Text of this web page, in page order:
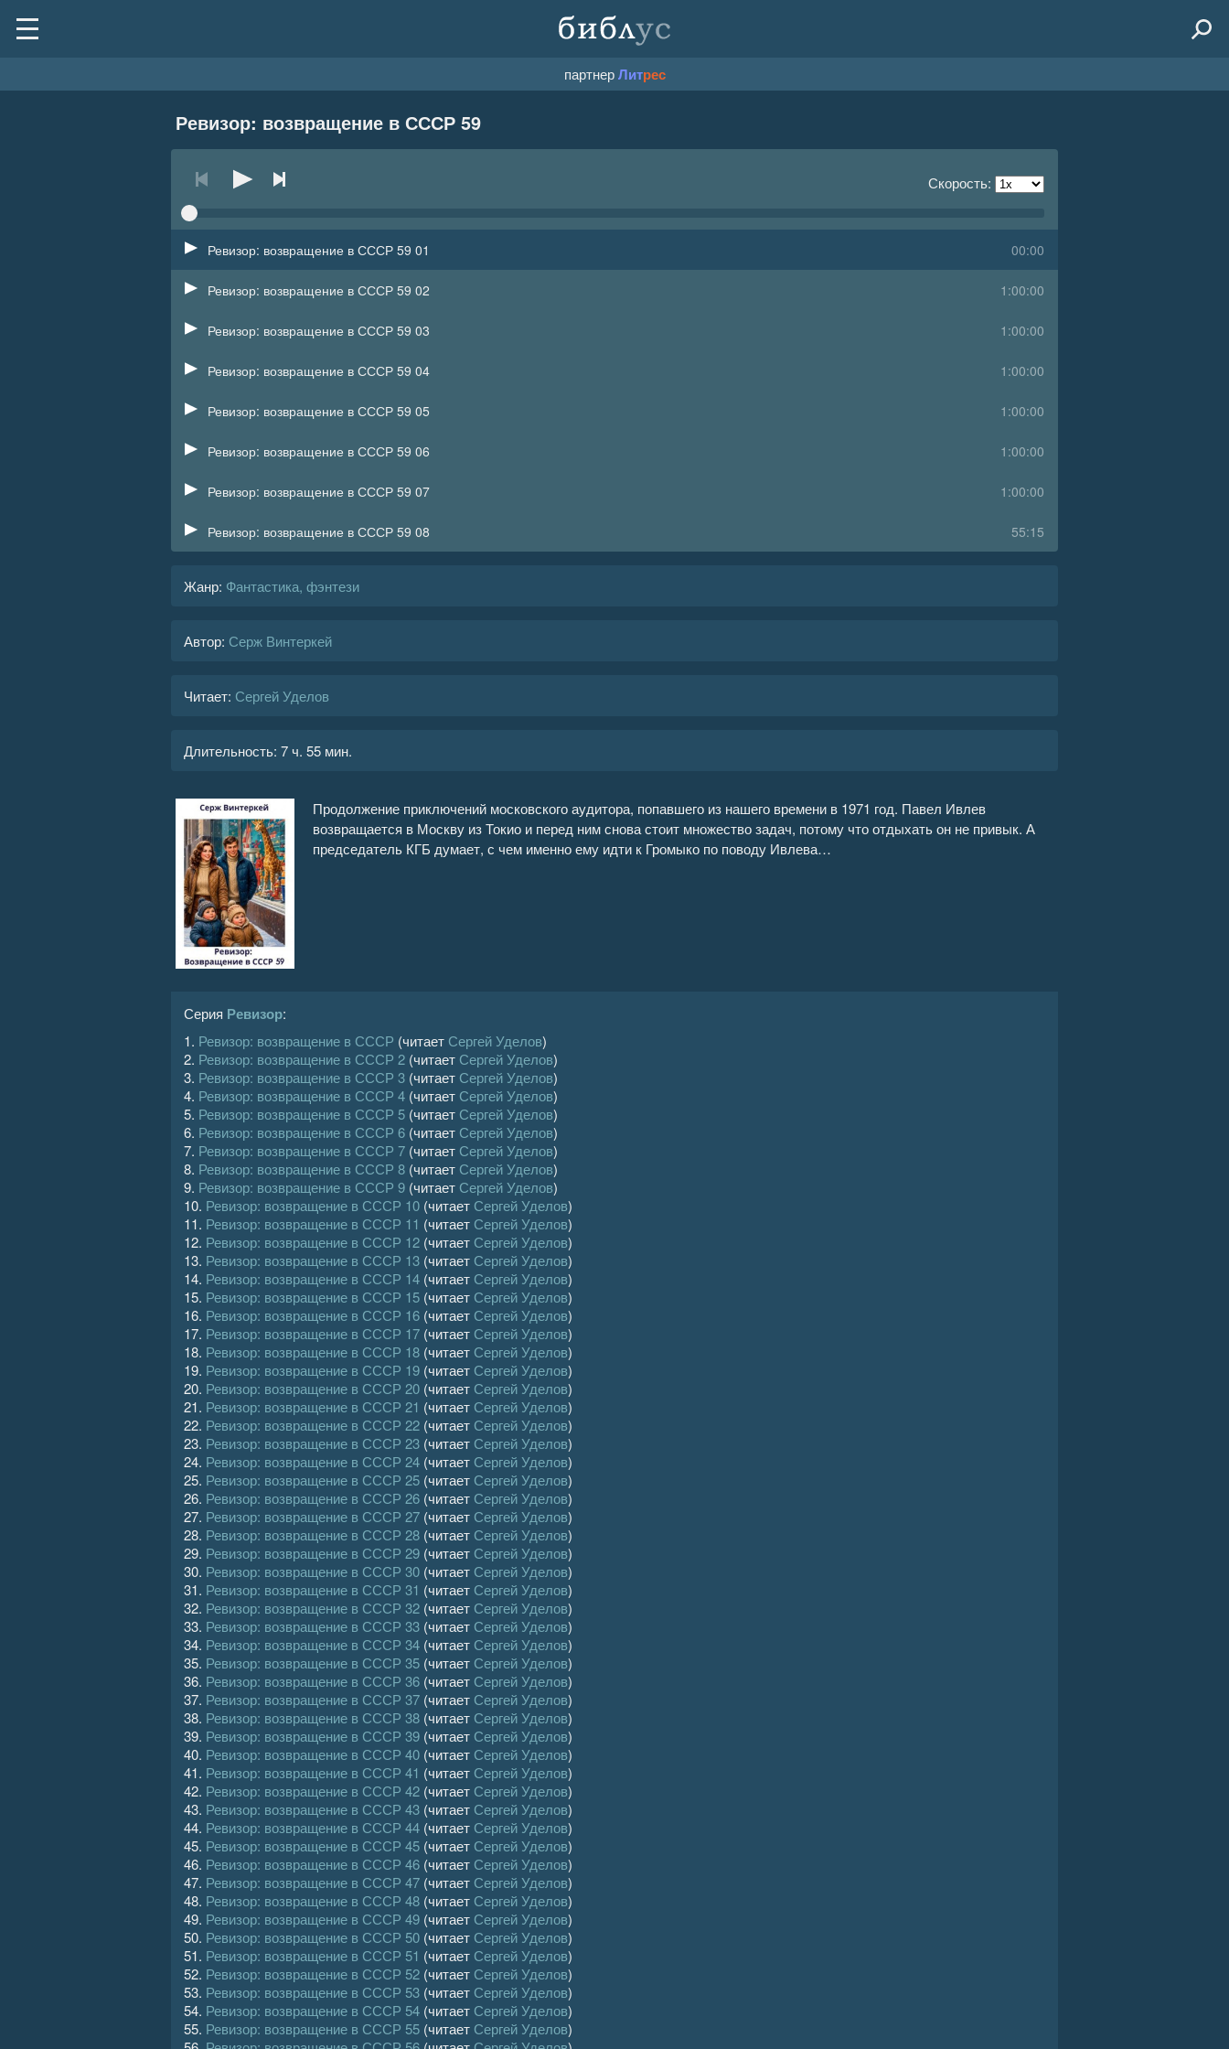
партнерЛитрес
Ревизор: возвращение в СССР 59
Скорость:
00:00
Ревизор: возвращение в СССР 59 01
1:00:00
Ревизор: возвращение в СССР 59 02
1:00:00
Ревизор: возвращение в СССР 59 03
1:00:00
Ревизор: возвращение в СССР 59 04
1:00:00
Ревизор: возвращение в СССР 59 05
1:00:00
Ревизор: возвращение в СССР 59 06
1:00:00
Ревизор: возвращение в СССР 59 07
55:15
Ревизор: возвращение в СССР 59 08
Жанр: Фантастика, фэнтези
Автор: Серж Винтеркей
Читает: Сергей Уделов
Длительность: 7 ч. 55 мин.
Продолжение приключений московского аудитора, попавшего из нашего времени в 1971 год. Павел Ивлев
возвращается в Москву из Токио и перед ним снова стоит множество задач, потому что отдыхать он не привык. А
председатель КГБ думает, с чем именно ему идти к Громыко по поводу Ивлева…
Серия Ревизор:
1. Ревизор: возвращение в СССР (читает Сергей Уделов)
2. Ревизор: возвращение в СССР 2 (читает Сергей Уделов)
3. Ревизор: возвращение в СССР 3 (читает Сергей Уделов)
4. Ревизор: возвращение в СССР 4 (читает Сергей Уделов)
5. Ревизор: возвращение в СССР 5 (читает Сергей Уделов)
6. Ревизор: возвращение в СССР 6 (читает Сергей Уделов)
7. Ревизор: возвращение в СССР 7 (читает Сергей Уделов)
8. Ревизор: возвращение в СССР 8 (читает Сергей Уделов)
9. Ревизор: возвращение в СССР 9 (читает Сергей Уделов)
10. Ревизор: возвращение в СССР 10 (читает Сергей Уделов)
11. Ревизор: возвращение в СССР 11 (читает Сергей Уделов)
12. Ревизор: возвращение в СССР 12 (читает Сергей Уделов)
13. Ревизор: возвращение в СССР 13 (читает Сергей Уделов)
14. Ревизор: возвращение в СССР 14 (читает Сергей Уделов)
15. Ревизор: возвращение в СССР 15 (читает Сергей Уделов)
16. Ревизор: возвращение в СССР 16 (читает Сергей Уделов)
17. Ревизор: возвращение в СССР 17 (читает Сергей Уделов)
18. Ревизор: возвращение в СССР 18 (читает Сергей Уделов)
19. Ревизор: возвращение в СССР 19 (читает Сергей Уделов)
20. Ревизор: возвращение в СССР 20 (читает Сергей Уделов)
21. Ревизор: возвращение в СССР 21 (читает Сергей Уделов)
22. Ревизор: возвращение в СССР 22 (читает Сергей Уделов)
23. Ревизор: возвращение в СССР 23 (читает Сергей Уделов)
24. Ревизор: возвращение в СССР 24 (читает Сергей Уделов)
25. Ревизор: возвращение в СССР 25 (читает Сергей Уделов)
26. Ревизор: возвращение в СССР 26 (читает Сергей Уделов)
27. Ревизор: возвращение в СССР 27 (читает Сергей Уделов)
28. Ревизор: возвращение в СССР 28 (читает Сергей Уделов)
29. Ревизор: возвращение в СССР 29 (читает Сергей Уделов)
30. Ревизор: возвращение в СССР 30 (читает Сергей Уделов)
31. Ревизор: возвращение в СССР 31 (читает Сергей Уделов)
32. Ревизор: возвращение в СССР 32 (читает Сергей Уделов)
33. Ревизор: возвращение в СССР 33 (читает Сергей Уделов)
34. Ревизор: возвращение в СССР 34 (читает Сергей Уделов)
35. Ревизор: возвращение в СССР 35 (читает Сергей Уделов)
36. Ревизор: возвращение в СССР 36 (читает Сергей Уделов)
37. Ревизор: возвращение в СССР 37 (читает Сергей Уделов)
38. Ревизор: возвращение в СССР 38 (читает Сергей Уделов)
39. Ревизор: возвращение в СССР 39 (читает Сергей Уделов)
40. Ревизор: возвращение в СССР 40 (читает Сергей Уделов)
41. Ревизор: возвращение в СССР 41 (читает Сергей Уделов)
42. Ревизор: возвращение в СССР 42 (читает Сергей Уделов)
43. Ревизор: возвращение в СССР 43 (читает Сергей Уделов)
44. Ревизор: возвращение в СССР 44 (читает Сергей Уделов)
45. Ревизор: возвращение в СССР 45 (читает Сергей Уделов)
46. Ревизор: возвращение в СССР 46 (читает Сергей Уделов)
47. Ревизор: возвращение в СССР 47 (читает Сергей Уделов)
48. Ревизор: возвращение в СССР 48 (читает Сергей Уделов)
49. Ревизор: возвращение в СССР 49 (читает Сергей Уделов)
50. Ревизор: возвращение в СССР 50 (читает Сергей Уделов)
51. Ревизор: возвращение в СССР 51 (читает Сергей Уделов)
52. Ревизор: возвращение в СССР 52 (читает Сергей Уделов)
53. Ревизор: возвращение в СССР 53 (читает Сергей Уделов)
54. Ревизор: возвращение в СССР 54 (читает Сергей Уделов)
55. Ревизор: возвращение в СССР 55 (читает Сергей Уделов)